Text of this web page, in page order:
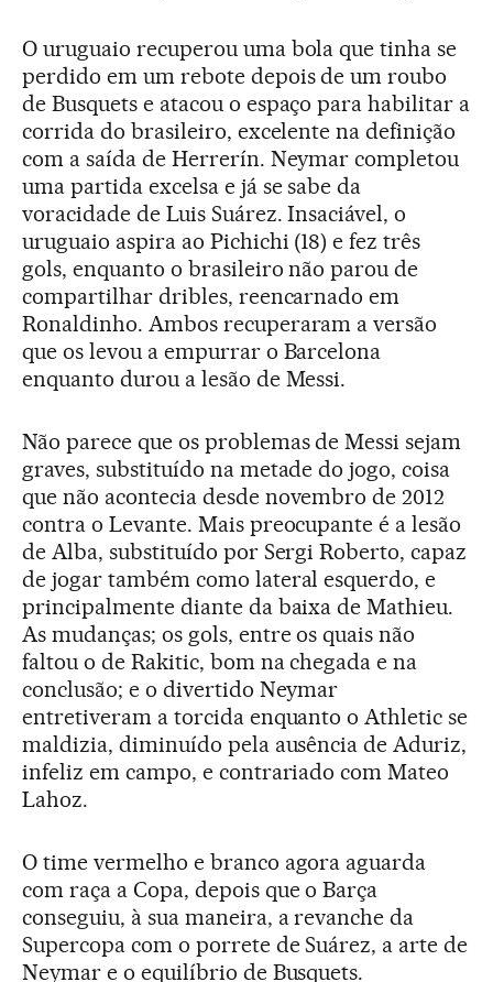
O uruguaio recuperou uma bola que tinha se
perdido em um rebote depois de um roubo
de Busquets e atacou o espaço para habilitar a
corrida do brasileiro, excelente na definição
com a saída de Herrerín. Neymar completou
uma partida excelsa e já se sabe da
voracidade de Luis Suárez. Insaciável, o
uruguaio aspira ao Pichichi (18) e fez três
gols, enquanto o brasileiro não parou de
compartilhar dribles, reencarnado em
Ronaldinho. Ambos recuperaram a versão
que os levou a empurrar o Barcelona
enquanto durou a lesão de Messi.
Não parece que os problemas de Messi sejam
graves, substituído na metade do jogo, coisa
que não acontecia desde novembro de 2012
contra o Levante. Mais preocupante é a lesão
de Alba, substituído por Sergi Roberto, capaz
de jogar também como lateral esquerdo, e
principalmente diante da baixa de Mathieu.
As mudanças; os gols, entre os quais não
faltou o de Rakitic, bom na chegada e na
conclusão; e o divertido Neymar
entretiveram a torcida enquanto o Athletic se
maldizia, diminuído pela ausência de Aduriz,
infeliz em campo, e contrariado com Mateo
Lahoz.
O time vermelho e branco agora aguarda
com raça a Copa, depois que o Barça
conseguiu, à sua maneira, a revanche da
Supercopa com o porrete de Suárez, a arte de
Neymar e o equilíbrio de Busquets.